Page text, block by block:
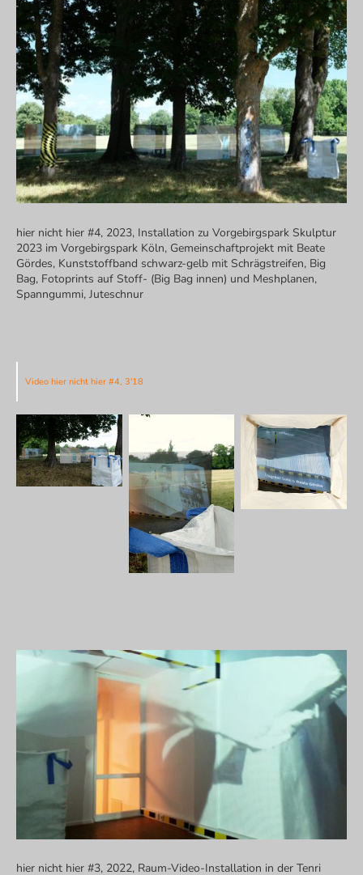
hier nicht hier #4, 2023, Installation zu Vorgebirgspark Skulptur
2023 im Vorgebirgspark Köln, Gemeinschaftprojekt mit Beate
Gördes, Kunststoffband schwarz-gelb mit Schrägstreifen, Big
Bag, Fotoprints auf Stoff- (Big Bag innen) und Meshplanen,
Spanngummi, Juteschnur
Video hier nicht hier #4, 3'18
hier nicht hier #3, 2022, Raum-Video-Installation in der Tenri